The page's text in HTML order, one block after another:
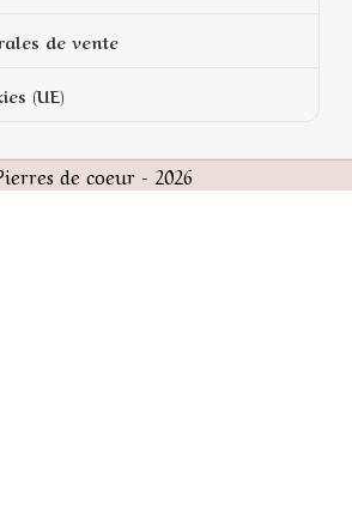
de vente
(UE)
de coeur - 2026